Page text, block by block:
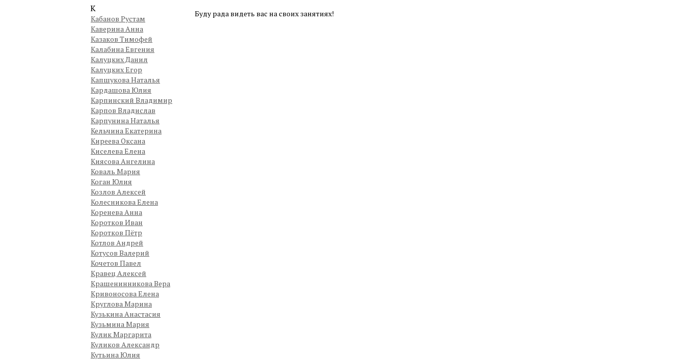
К
Кабанов Рустам
Каверина Анна
Казаков Тимофей
Калабина Евгения
Калуцких Данил
Калуцких Егор
Капшукова Наталья
Кардашова Юлия
Карпинский Владимир
Карпов Владислав
Карпунина Наталья
Кельчина Екатерина
Киреева Оксана
Киселева Елена
Киясова Ангелина
Коваль Мария
Коган Юлия
Козлов Алексей
Колесникова Елена
Коренева Анна
Коротков Иван
Коротков Пётр
Котлов Андрей
Котусов Валерий
Кочетов Павел
Кравец Алексей
Крашенинникова Вера
Кривоносова Елена
Круглова Марина
Кузькина Анастасия
Кузьмина Мария
Кулик Маргарита
Куликов Александр
Кутьина Юлия
Буду рада видеть вас на своих занятиях!